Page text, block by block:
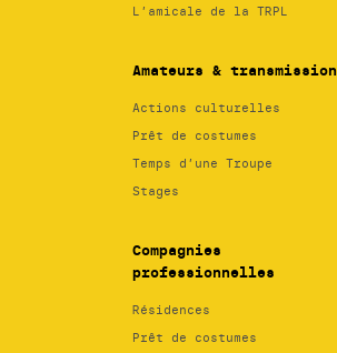
L’amicale de la TRPL
Amateurs & transmission
Actions culturelles
Prêt de costumes
Temps d’une Troupe
Stages
Compagnies
professionnelles
Résidences
Prêt de costumes